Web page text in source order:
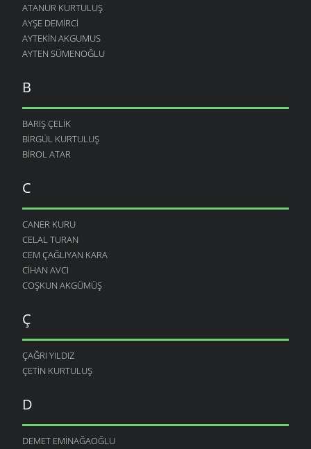
ATANUR KURTULUŞ
AYŞE DEMIRCI
AYTEKIN AKGUMUS
AYTEN SÜMENOĞLU
B
BARIŞ ÇELIK
BIRGÜL KURTULUŞ
BIROL ATAR
C
CANER KURU
CELAL TURAN
CEM ÇAĞLIYAN KARA
CIHAN AVCI
COŞKUN AKGÜMÜŞ
Ç
ÇAĞRI YILDIZ
ÇETIN KURTULUŞ
D
DEMET EMINAĞAOĞLU